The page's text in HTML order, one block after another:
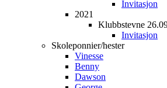
Invitasjon
2021
Klubbstevne
Invitasjon
Skoleponnier/hester
Vinesse
Benny
Dawson